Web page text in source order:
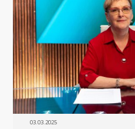
03.03.2025